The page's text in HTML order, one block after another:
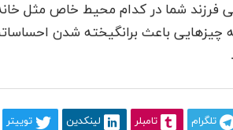
فرزند شما در کدام محیط خاص مثل
چیزهایی باعث برانگیخته شدن
تلگرام تامبلر لینکدین توییتر